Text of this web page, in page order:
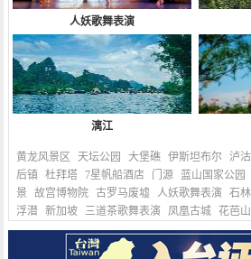
人妖歌舞表演
漓江
黄龙风景区 天坛公园 大堡礁 伊斯坦布尔 泸
后镇
杜拜塔 7星帆船酒店 门源 蓝山国家公园
景
故宫博物院 古罗马废墟 人妖歌舞表演 石林
浮潜
新加坡 三道茶歌舞表演 凤凰古城 花芭山